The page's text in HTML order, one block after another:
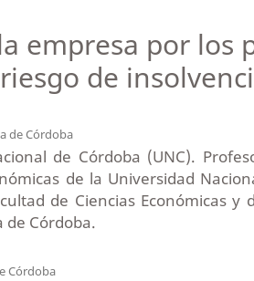
empresa por los
de
de Córdoba
de Córdoba (UNC).
de la Universidad
de Ciencias Económicas y
de Córdoba.
Córdoba